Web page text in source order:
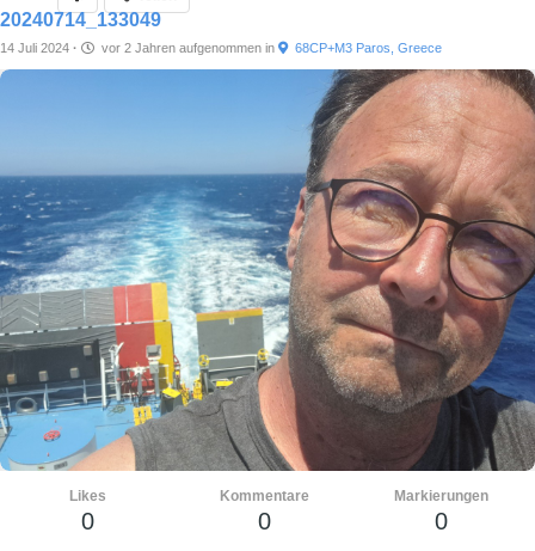
20240714_133049
14 Juli 2024 · vor 2 Jahren aufgenommen in 68CP+M3 Paros, Greece
Likes
0
Kommentare
0
Markierungen
0